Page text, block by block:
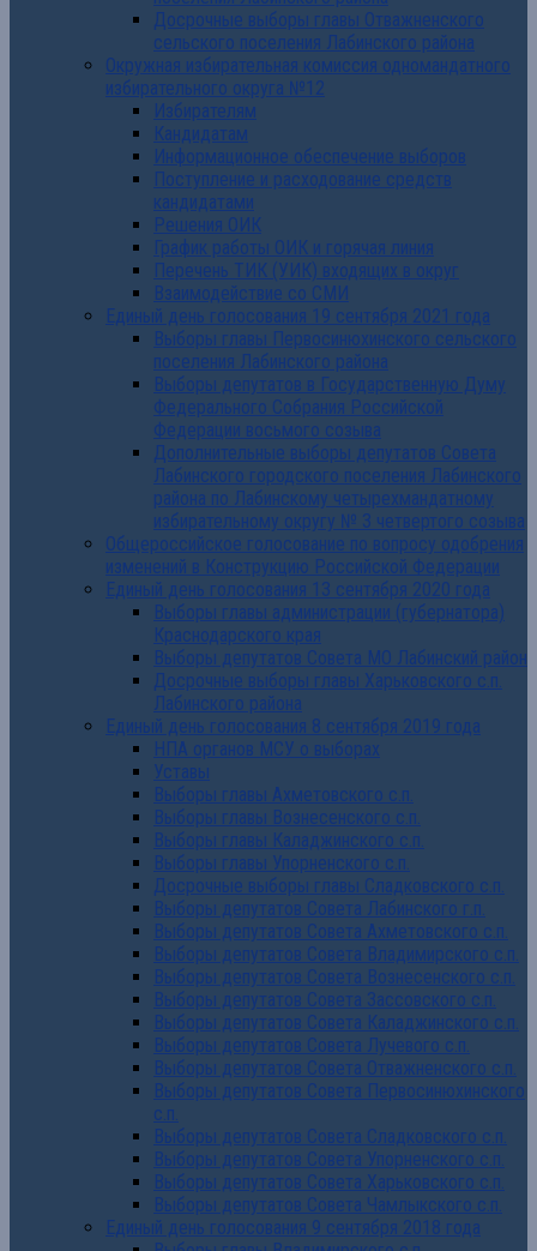
Досрочные выборы главы Отважненского
сельского поселения Лабинского района
Окружная избирательная комиссия одномандатного
избирательного округа №12
Избирателям
Кандидатам
Информационное обеспечение выборов
Поступление и расходование средств
кандидатами
Решения ОИК
График работы ОИК и горячая линия
Перечень ТИК (УИК) входящих в округ
Взаимодействие со СМИ
Единый день голосования 19 сентября 2021 года
Выборы главы Первосинюхинского сельского
поселения Лабинского района
Выборы депутатов в Государственную Думу
Федерального Собрания Российской
Федерации восьмого созыва
Дополнительные выборы депутатов Совета
Лабинского городского поселения Лабинского
района по Лабинскому четырехмандатному
избирательному округу № 3 четвертого созыва
Общероссийское голосование по вопросу одобрения
изменений в Конструкцию Российской Федерации
Единый день голосования 13 сентября 2020 года
Выборы главы администрации (губернатора)
Краснодарского края
Выборы депутатов Совета МО Лабинский район
Досрочные выборы главы Харьковского с.п.
Лабинского района
Единый день голосования 8 сентября 2019 года
НПА органов МСУ о выборах
Уставы
Выборы главы Ахметовского с.п.
Выборы главы Вознесенского с.п.
Выборы главы Каладжинского с.п.
Выборы главы Упорненского с.п.
Досрочные выборы главы Сладковского с.п.
Выборы депутатов Совета Лабинского г.п.
Выборы депутатов Совета Ахметовского с.п.
Выборы депутатов Совета Владимирского с.п.
Выборы депутатов Совета Вознесенского с.п.
Выборы депутатов Совета Зассовского с.п.
Выборы депутатов Совета Каладжинского с.п.
Выборы депутатов Совета Лучевого с.п.
Выборы депутатов Совета Отважненского с.п.
Выборы депутатов Совета Первосинюхинского
с.п.
Выборы депутатов Совета Сладковского с.п.
Выборы депутатов Совета Упорненского с.п.
Выборы депутатов Совета Харьковского с.п.
Выборы депутатов Совета Чамлыкского с.п.
Единый день голосования 9 сентября 2018 года